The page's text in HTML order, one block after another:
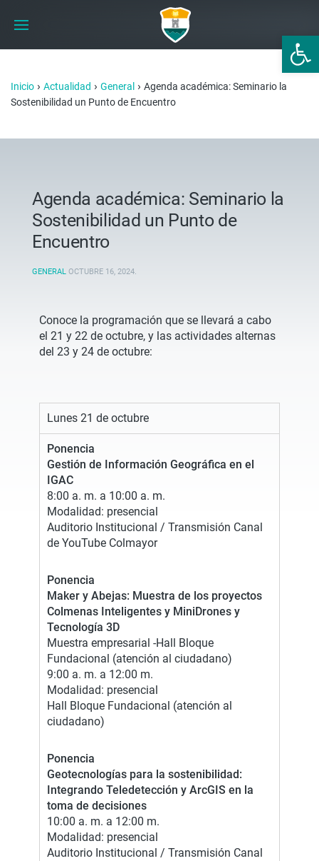
Abrir
Inicio › Actualidad › General › Agenda académica: Seminario la
Sostenibilidad un Punto de Encuentro
Agenda académica: Seminario la
Sostenibilidad un Punto de
Encuentro
GENERAL OCTUBRE 16, 2024.
Conoce la programación que se llevará a cabo
el 21 y 22 de octubre, y las actividades alternas
del 23 y 24 de octubre:
Lunes 21 de octubre
Ponencia
Gestión de Información Geográfica en el
IGAC
8:00 a. m. a 10:00 a. m.
Modalidad: presencial
Auditorio Institucional / Transmisión Canal
de YouTube Colmayor
Ponencia
Maker y Abejas: Muestra de los proyectos
Colmenas Inteligentes y MiniDrones y
Tecnología 3D
Muestra empresarial -Hall Bloque
Fundacional (atención al ciudadano)
9:00 a. m. a 12:00 m.
Modalidad: presencial
Hall Bloque Fundacional (atención al
ciudadano)
Ponencia
Geotecnologías para la sostenibilidad:
Integrando Teledetección y ArcGIS en la
toma de decisiones
10:00 a. m. a 12:00 m.
Modalidad: presencial
Auditorio Institucional / Transmisión Canal